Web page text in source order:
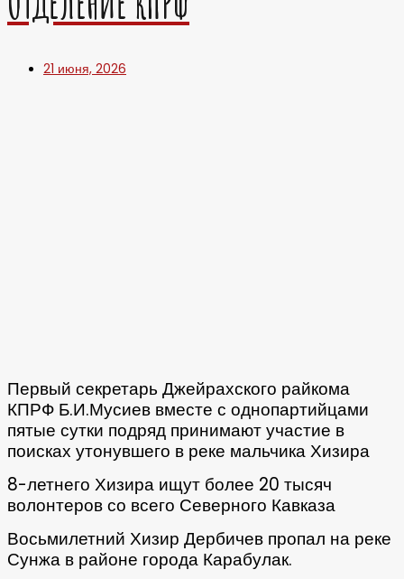
21 июня, 2026
Первый секретарь Джейрахского райкома
КПРФ Б.И.Мусиев вместе с однопартийцами
пятые сутки подряд принимают участие в
поисках утонувшего в реке мальчика Хизира
8-летнего Хизира ищут более 20 тысяч
волонтеров со всего Северного Кавказа
Восьмилетний Хизир Дербичев пропал на реке
Сунжа в районе города Карабулак.